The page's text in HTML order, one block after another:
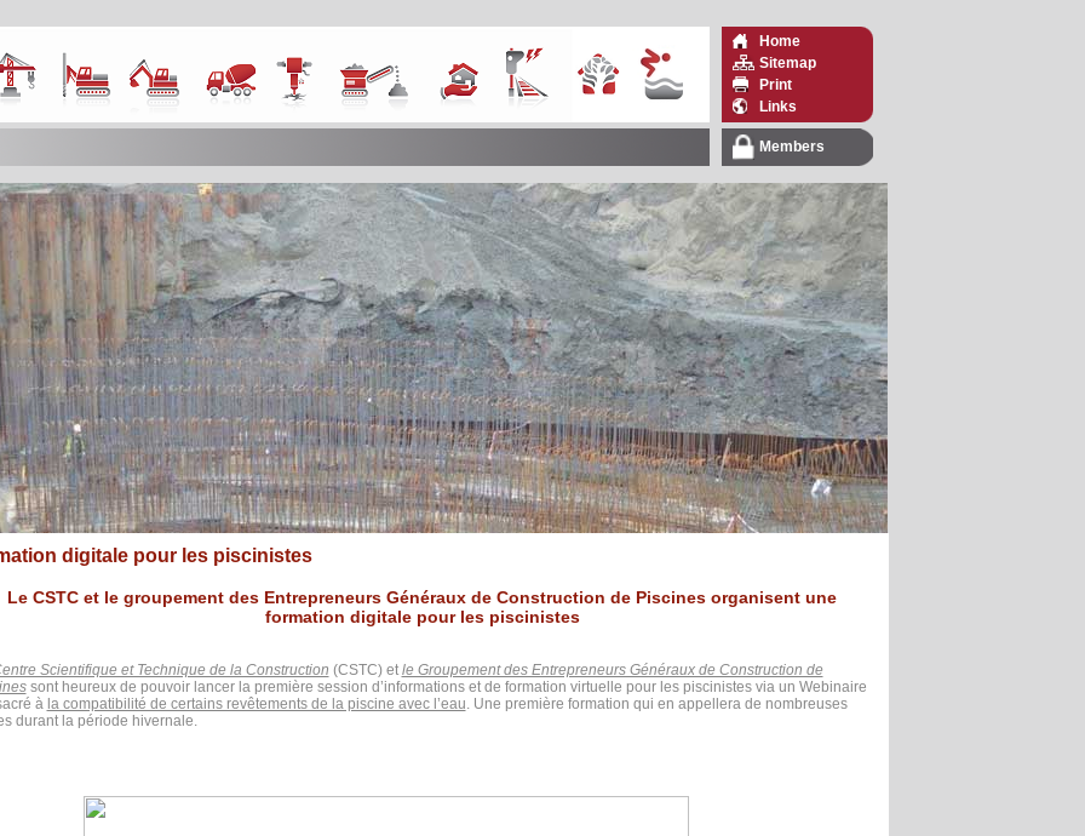
Home
Sitemap
Print
Links
Members
digitale pour les piscinistes
Le CSTC et le groupement des Entrepreneurs Généraux de Construction de Piscines organisent une
formation digitale pour les piscinistes
Scientifique et Technique de la Construction (CSTC) etle Groupement des Entrepreneurs Généraux de Construction de
sont heureux de pouvoir lancer la première session d’informations et de formation virtuelle pour les piscinistes via un Webinaire
à la compatibilité de certains revêtements de la piscine avec l’eau. Une première formation qui en appellera de nombreuses
durant la période hivernale.